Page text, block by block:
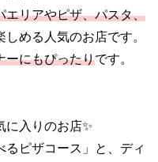
エリアやピザ、パスタ、
める人気のお店です。
ーにもぴったりです。
に入りのお店✨
ピザコース」と、ディ